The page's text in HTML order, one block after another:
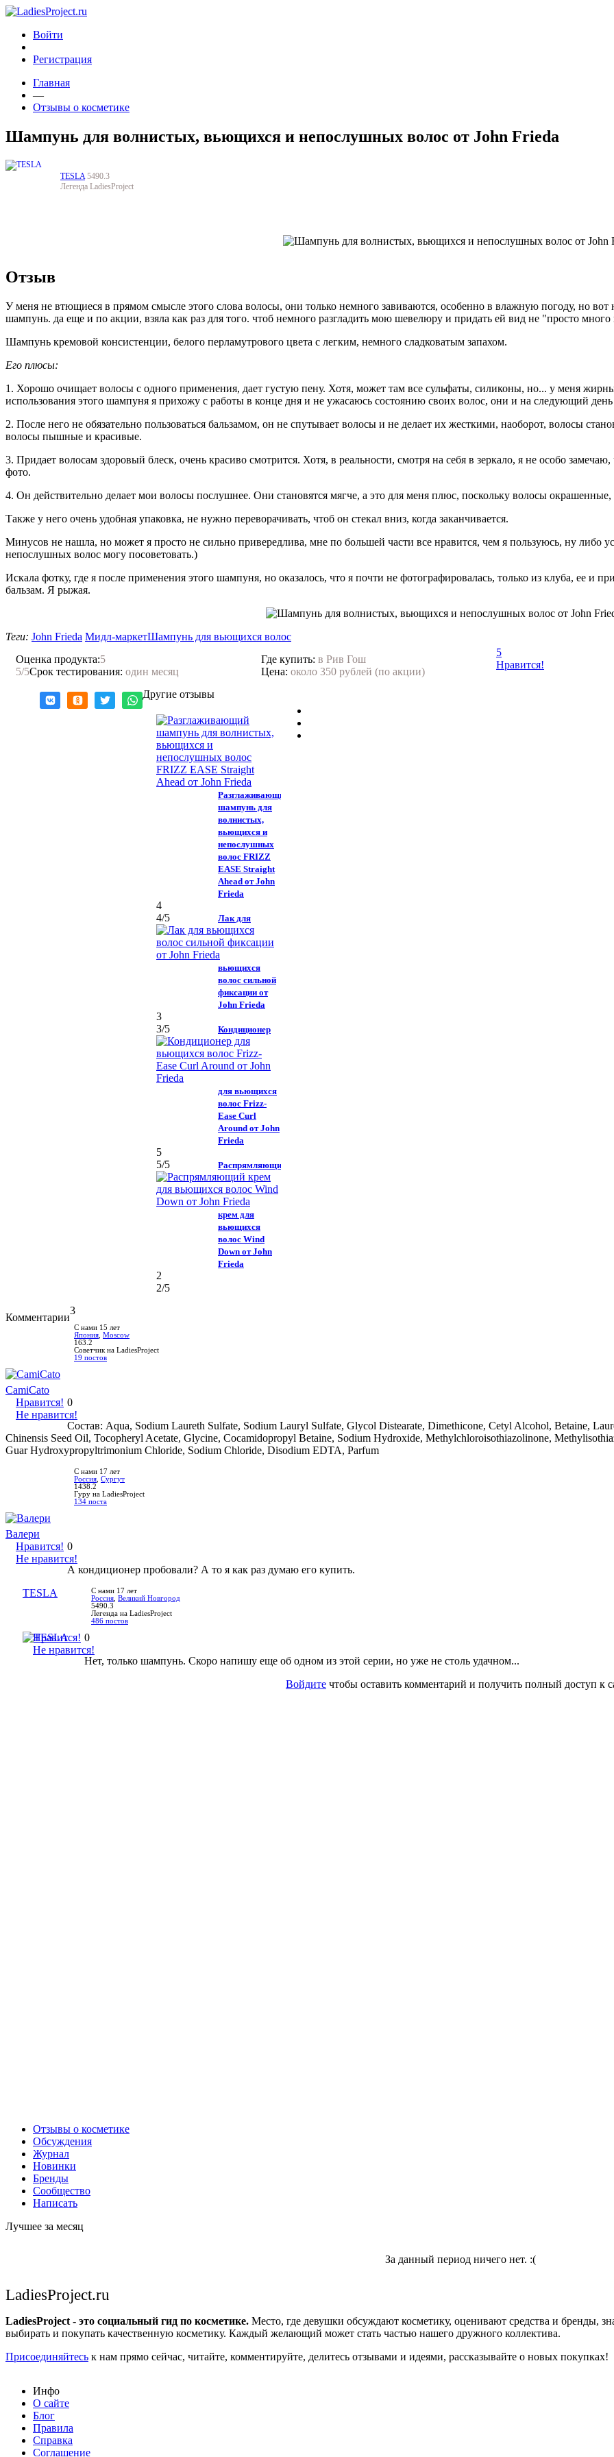
Войти
Регистрация
Главная
—
Отзывы о косметике
Шампунь для волнистых, вьющихся и непослушных волос от John Frieda
TESLA 5490.3
Легенда LadiesProject
Отзыв
У меня не втющиеся в прямом смысле этого слова волосы, они только немного завиваются, особенно в влажную погоду, но
шампунь. да еще и по акции, взяла как раз для того. чтоб немного разгладить мою шевелюру и придать ей вид не "просто
Шампунь кремовой консистенции, белого перламутрового цвета с легким, немного сладковатым запахом.
Его плюсы:
1. Хорошо очищает волосы с одного применения, дает густую пену. Хотя, может там все сульфаты, силиконы, но... у меня
использования этого шампуня я прихожу с работы в конце дня и не ужасаюсь состоянию своих волос, они и на следующий
2. После него не обязательно пользоваться бальзамом, он не спутывает волосы и не делает их жесткими, наоборот, волосы
волосы пышные и красивые.
3. Придает волосам здоровый блеск, очень красиво смотрится. Хотя, в реальности, смотря на себя в зеркало, я не особо
фото.
4. Он действительно делает мои волосы послушнее. Они становятся мягче, а это для меня плюс, поскольку волосы окрашенные,
Также у него очень удобная упаковка, не нужно переворачивать, чтоб он стекал вниз, когда заканчивается.
Минусов не нашла, но может я просто не сильно привередлива, мне по большей части все нравится, чем я пользуюсь, ну либо
непослушных волос могу посоветовать.)
Искала фотку, где я после применения этого шампуня, но оказалось, что я почти не фотографировалась, только из клуба, ее и
бальзам. Я рыжая.
Теги: John Frieda Мидл-маркетШампунь для вьющихся волос
Оценка продукта:5
5/5Срок тестирования: один месяц
Где купить: в Рив Гош
Цена: около 350 рублей (по акции)
5
Нравится!
Другие отзывы
Разглаживающий
шампунь для
волнистых,
вьющихся и
непослушных
волос FRIZZ
EASE Straight
Ahead от John
Frieda
4
4/5 Лак для
вьющихся
волос сильной
фиксации от
John Frieda
3
3/5 Кондиционер
для вьющихся
волос Frizz-
Ease Curl
Around от John
Frieda
5
5/5 Распрямляющий
крем для
вьющихся
волос Wind
Down от John
Frieda
2
2/5
Комментарии
3
С нами 15 лет
Япония Moscow
163.2
Советчик на LadiesProject
19 постов
CamiCato
Нравится!
Не нравится!
0
Состав: Aqua, Sodium Laureth Sulfate, Sodium Lauryl Sulfate, Glycol Distearate, Dimethicone, Cetyl Alcohol, Betaine,
Chinensis Seed Oil, Tocopheryl Acetate, Glycine, Cocamidopropyl Betaine, Sodium Hydroxide, Methylchloroisothiazolinone,
Guar Hydroxypropyltrimonium Chloride, Sodium Chloride, Disodium EDTA, Parfum
С нами 17 лет
Россия Сургут
1438.2
Гуру на LadiesProject
134 поста
Валери
Нравится!
Не нравится!
0
А кондиционер пробовали? А то я как раз думаю его купить.
С нами 17 лет
Россия Великий Новгород
5490.3
Легенда на LadiesProject
486 постов
TESLA
Нравится!
Не нравится!
0
Нет, только шампунь. Скоро напишу еще об одном из этой серии, но уже не столь удачном...
Войдите чтобы оставить комментарий и получить полный доступ к
Отзывы о косметике
Обсуждения
Журнал
Новинки
Бренды
Сообщество
Написать
Лучшее за месяц
За данный период ничего нет. :(
LadiesProject.ru
LadiesProject - это социальный гид по косметике. Место, где девушки обсуждают косметику, оценивают средства и бренды,
выбирать и покупать качественную косметику. Каждый желающий может стать частью нашего дружного коллектива.
Присоединяйтесь к нам прямо сейчас, читайте, комментируйте, делитесь отзывами и идеями, рассказывайте о новых покупках!
Инфо
О сайте
Блог
Правила
Справка
Соглашение